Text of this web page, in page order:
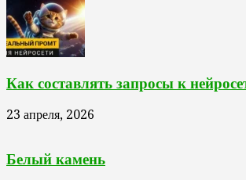
Как составлять запросы к
23 апреля, 2026
Белый камень